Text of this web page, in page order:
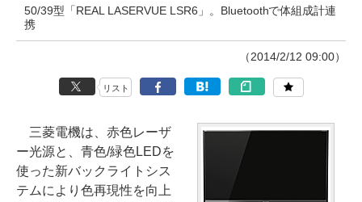
50/39型「REAL LASERVUE LSR6」。Bluetoothで体組成計連
携
（2014/2/12 09:00）
リスト
三菱電機は、赤色レーザ
ー光源と、青色/緑色LEDを
使った新バックライトシス
テムにより色再現性を向上